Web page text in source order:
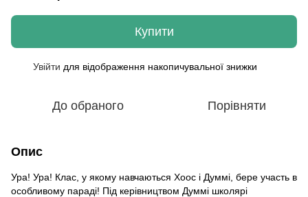
Купити
Увійти для відображення накопичувальної знижки
До обраного Порівняти
Опис
Ура! Ура! Клас, у якому навчаються Хоос і Думмі, бере участь в
особливому параді! Під керівництвом Думмі школярі